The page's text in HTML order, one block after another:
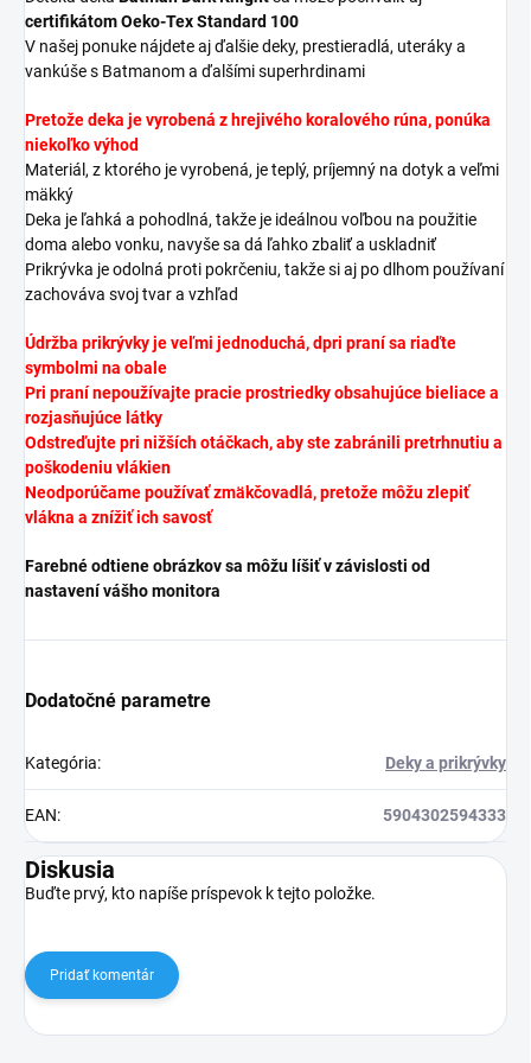
certifikátom Oeko-Tex Standard 100
V našej ponuke nájdete aj ďalšie deky, prestieradlá, uteráky a
vankúše s Batmanom a ďalšími superhrdinami
Pretože deka je vyrobená z hrejivého koralového rúna,ponúka
niekoľko výhod
Materiál, z ktorého je vyrobená, je teplý, príjemný na dotyk a veľmi
mäkký
Deka je ľahká a pohodlná, takže je ideálnou voľbou na použitie
doma alebo vonku, navyše sa dá ľahko zbaliť a uskladniť
Prikrývka je odolná proti pokrčeniu, takže si aj po dlhom používaní
zachováva svoj tvar a vzhľad
Údržba prikrývky je veľmi jednoduchá, dpri praní sa riaďte
symbolmi na obale
Pri praní nepoužívajte pracie prostriedky obsahujúce bieliace a
rozjasňujúce látky
Odstreďujte pri nižších otáčkach, aby ste zabránili pretrhnutiu a
poškodeniu vlákien
Neodporúčame používať zmäkčovadlá, pretože môžu zlepiť
vlákna a znížiť ich savosť
Farebné odtiene obrázkov sa môžu líšiť v závislosti od
nastavení vášho monitora
Dodatočné parametre
Kategória: Deky a prikrývky
EAN: 5904302594333
Diskusia
Buďte prvý, kto napíše príspevok k tejto položke.
Pridať komentár